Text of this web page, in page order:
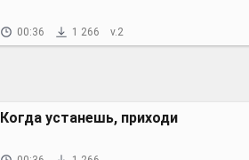
00:36 1 266 v.2
Когда устанешь, приходи